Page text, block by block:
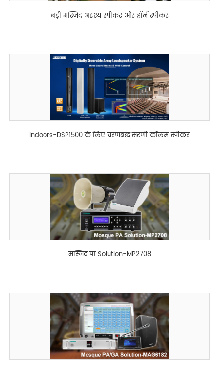
बड़ी मस्जिद अदृश्य स्पीकर और हॉर्न स्पीकर
Indoors-DSP1500 के लिए चरणबद्ध सरणी कॉलम स्पीकर
मस्जिद पा Solution-MP2708